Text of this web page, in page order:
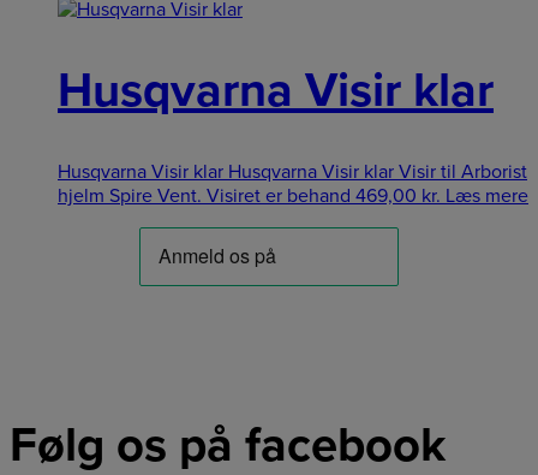
Husqvarna Visir klar
Husqvarna Visir klar Husqvarna Visir klar Visir til Arborist
hjelm Spire Vent. Visiret er behand 469,00 kr. Læs mere
Følg os på facebook